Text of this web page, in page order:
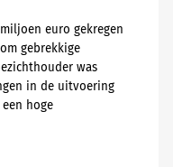
euro gekregen
gebrekkige
was
in de uitvoering
hoge